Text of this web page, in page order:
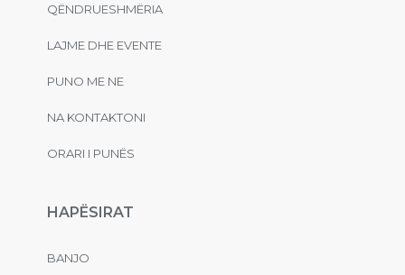
QËNDRUESHMËRIA
LAJME DHE EVENTE
PUNO ME NE
NA KONTAKTONI
ORARI I PUNËS
HAPËSIRAT
BANJO